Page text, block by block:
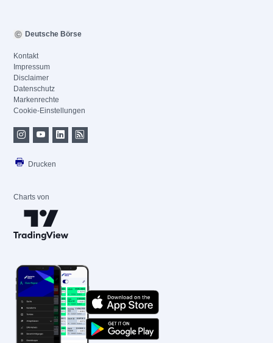
Deutsche Börse
Kontakt
Impressum
Disclaimer
Datenschutz
Markenrechte
Cookie-Einstellungen
Drucken
Charts von